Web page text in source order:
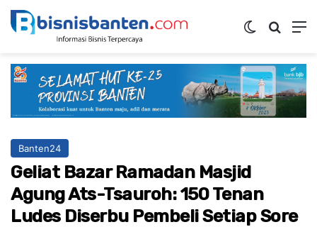
Switch skin
Banten24
Geliat Bazar Ramadan Masjid
Agung Ats-Tsauroh: 150 Tenan
Ludes Diserbu Pembeli Setiap Sore